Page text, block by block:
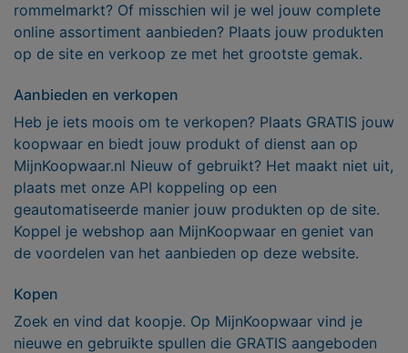
rommelmarkt? Of misschien wil je wel jouw complete
online assortiment aanbieden? Plaats jouw produkten
op de site en verkoop ze met het grootste gemak.
Aanbieden en verkopen
Heb je iets moois om te verkopen? Plaats GRATIS jouw
koopwaar en biedt jouw produkt of dienst aan op
MijnKoopwaar.nl Nieuw of gebruikt? Het maakt niet uit,
plaats met onze API koppeling op een
geautomatiseerde manier jouw produkten op de site.
Koppel je webshop aan MijnKoopwaar en geniet van
de voordelen van het aanbieden op deze website.
Kopen
Zoek en vind dat koopje. Op MijnKoopwaar vind je
nieuwe en gebruikte spullen die GRATIS aangeboden